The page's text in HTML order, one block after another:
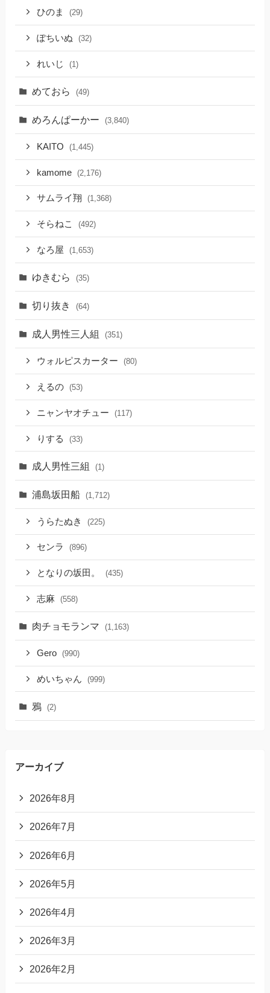
ひのま (29)
ぽちいぬ (32)
れいじ (1)
めておら (49)
めろんぱーかー (3,840)
KAITO (1,445)
kamome (2,176)
サムライ翔 (1,368)
そらねこ (492)
なろ屋 (1,653)
ゆきむら (35)
切り抜き (64)
成人男性三人組 (351)
ウォルピスカーター (80)
えるの (53)
ニャンヤオチュー (117)
りする (33)
成人男性三組 (1)
浦島坂田船 (1,712)
うらたぬき (225)
センラ (896)
となりの坂田。 (435)
志麻 (558)
肉チョモランマ (1,163)
Gero (990)
めいちゃん (999)
鴉 (2)
アーカイブ
2026年8月
2026年7月
2026年6月
2026年5月
2026年4月
2026年3月
2026年2月